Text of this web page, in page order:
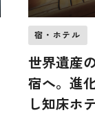
宿・ホテル
世界遺産
宿へ。進
し知床ホ